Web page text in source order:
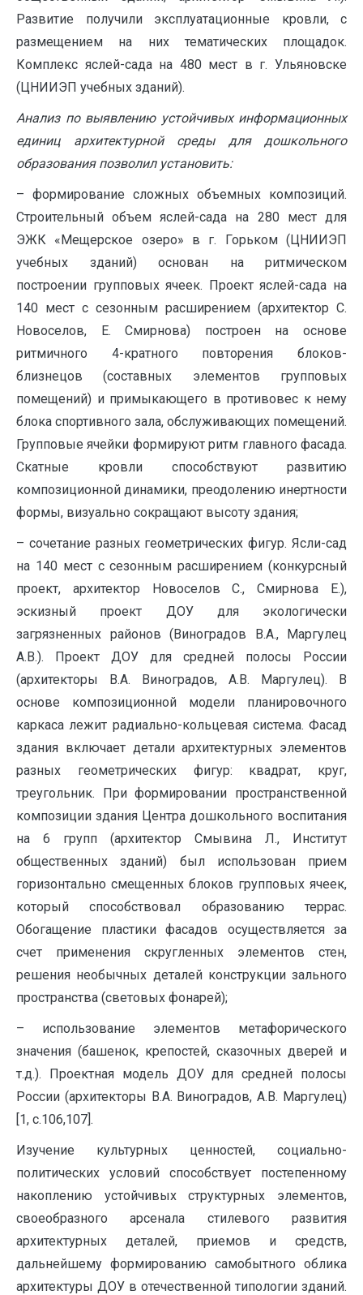
Развитие получили эксплуатационные кровли, с
размещением на них тематических площадок.
Комплекс яслей-сада на 480 мест в г. Ульяновске
(ЦНИИЭП учебных зданий).
Анализ по выявлению устойчивых информационных
единиц архитектурной среды для дошкольного
образования позволил установить:
– формирование сложных объемных композиций.
Строительный объем яслей-сада на 280 мест для
ЭЖК «Мещерское озеро» в г. Горьком (ЦНИИЭП
учебных зданий) основан на ритмическом
построении групповых ячеек. Проект яслей-сада на
140 мест с сезонным расширением (архитектор С.
Новоселов, Е. Смирнова) построен на основе
ритмичного 4-кратного повторения блоков-
близнецов (составных элементов групповых
помещений) и примыкающего в противовес к нему
блока спортивного зала, обслуживающих помещений.
Групповые ячейки формируют ритм главного фасада.
Скатные кровли способствуют развитию
композиционной динамики, преодолению инертности
формы, визуально сокращают высоту здания;
– сочетание разных геометрических фигур. Ясли-сад
на 140 мест с сезонным расширением (конкурсный
проект, архитектор Новоселов С., Смирнова Е.),
эскизный проект ДОУ для экологически
загрязненных районов (Виноградов В.А., Маргулец
А.В.). Проект ДОУ для средней полосы России
(архитекторы В.А. Виноградов, А.В. Маргулец). В
основе композиционной модели планировочного
каркаса лежит радиально-кольцевая система. Фасад
здания включает детали архитектурных элементов
разных геометрических фигур: квадрат, круг,
треугольник. При формировании пространственной
композиции здания Центра дошкольного воспитания
на 6 групп (архитектор Смывина Л., Институт
общественных зданий) был использован прием
горизонтально смещенных блоков групповых ячеек,
который способствовал образованию террас.
Обогащение пластики фасадов осуществляется за
счет применения скругленных элементов стен,
решения необычных деталей конструкции зального
пространства (световых фонарей);
– использование элементов метафорического
значения (башенок, крепостей, сказочных дверей и
т.д.). Проектная модель ДОУ для средней полосы
России (архитекторы В.А. Виноградов, А.В. Маргулец)
[1, с.106,107].
Изучение культурных ценностей, социально-
политических условий способствует постепенному
накоплению устойчивых структурных элементов,
своеобразного арсенала стилевого развития
архитектурных деталей, приемов и средств,
дальнейшему формированию самобытного облика
архитектуры ДОУ в отечественной типологии зданий.